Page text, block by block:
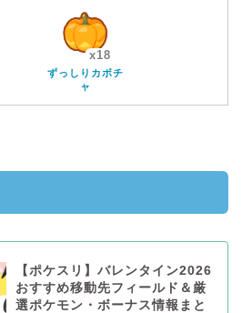
x18
ずっしりカボチ
ャ
【ポケスリ】バレンタイン2026
おすすめ移動先フィールド＆厳
選ポケモン・ボーナス情報まと